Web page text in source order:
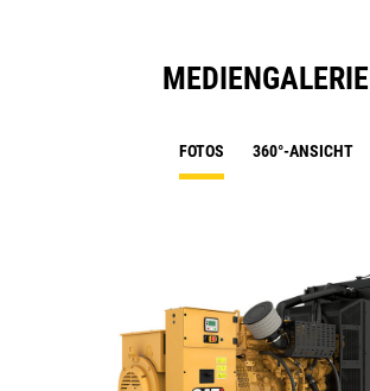
MEDIENGALERIE
FOTOS 360°-ANSICHT